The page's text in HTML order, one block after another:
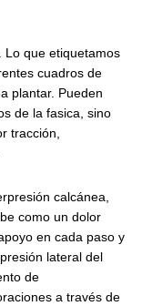
Lo que etiquetamos
cuadros de
plantar. Pueden
de la fasica, sino
tracción,
calcánea,
como un dolor
en cada paso y
lateral del
de
a través de